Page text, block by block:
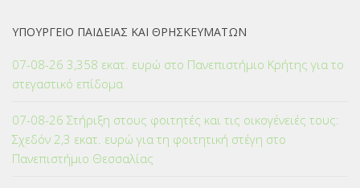
ΥΠΟΥΡΓΕΙΟ ΠΑΙΔΕΙΑΣ ΚΑΙ ΘΡΗΣΚΕΥΜΑΤΩΝ
07-08-26 3,358 εκατ. ευρώ στο Πανεπιστήμιο Κρήτης για το
στεγαστικό επίδομα
07-08-26 Στήριξη στους φοιτητές και τις οικογένειές τους:
Σχεδόν 2,3 εκατ. ευρώ για τη φοιτητική στέγη στο
Πανεπιστήμιο Θεσσαλίας